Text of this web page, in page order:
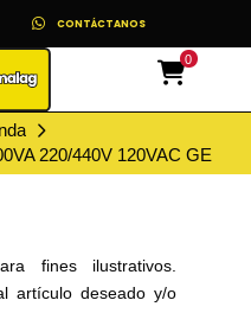
CONTÁCTANOS
0
220/440V 120VAC GE
fines ilustrativos.
artículo deseado y/o